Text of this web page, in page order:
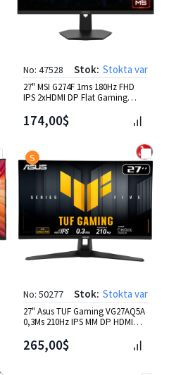
No: 47528 Stok: Stokta var
27" MSI G274F 1ms 180Hz FHD
IPS 2xHDMI DP Flat Gaming
174,00$
S
No: 50277 Stok: Stokta var
27" Asus TUF Gaming VG27AQ5A
0,3Ms 210Hz IPS MM DP HDMI
265,00$